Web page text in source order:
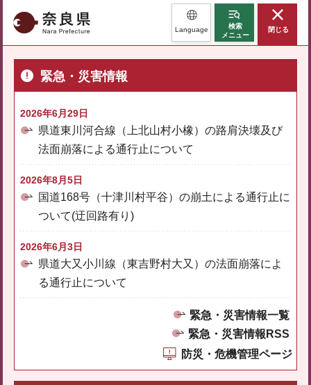
奈良県 Language
検索
メニュー
閉じる
緊急・災害情報
2026年6月29日
県道東川河合線（上北山村小橡）の路肩決壊及び
法面崩落による通行止について
2026年8月5日
国道168号（十津川村平谷）の崩土による通行止に
ついて(迂回路有り)
2026年6月3日
県道大又小川線（東吉野村大又）の法面崩落によ
る通行止について
緊急・災害情報一覧
緊急・災害情報RSS
防災・危機管理ページ